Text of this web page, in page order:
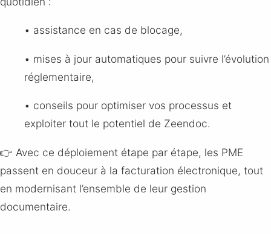
• assistance en cas de blocage,
• mises à jour automatiques pour suivre l’évolution
réglementaire,
• conseils pour optimiser vos processus et
exploiter tout le potentiel de Zeendoc.
👉 Avec ce déploiement étape par étape, les PME
passent en douceur à la facturation électronique, tout
en modernisant l’ensemble de leur gestion
documentaire.